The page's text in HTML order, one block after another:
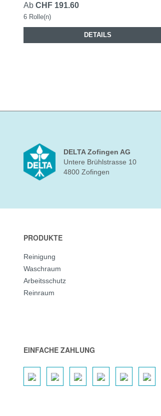
Ab CHF 191.60
6 Rolle(n)
DETAILS
DELTA Zofingen AG
Untere Brühlstrasse 10
4800 Zofingen
PRODUKTE
Reinigung
Waschraum
Arbeitsschutz
Reinraum
EINFACHE ZAHLUNG